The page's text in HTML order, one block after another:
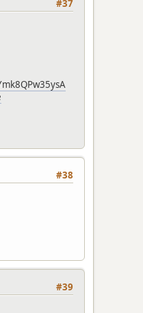
#37
#38
#39